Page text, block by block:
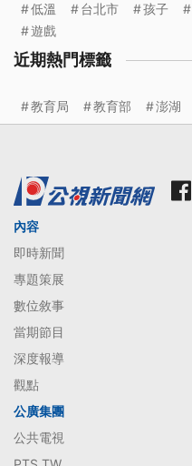
低溫 台北市 孩子
遊戲
近期熱門標籤
教育局 教育部 澎湖
內容
即時新聞
專題策展
數位敘事
當期節目
深度報導
觀點
公廣集團
公共電視